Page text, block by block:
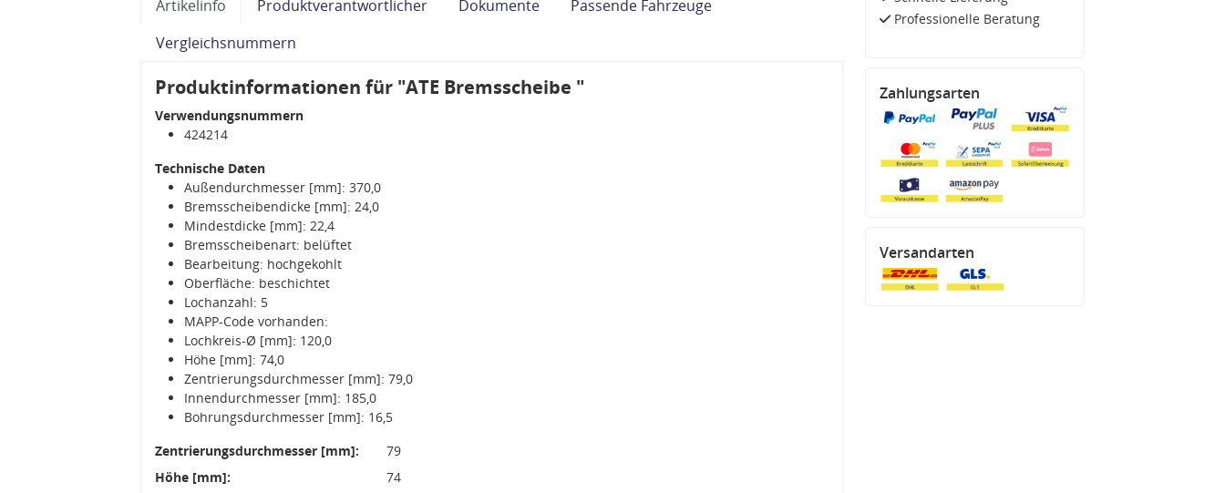
Artikelinfo Produktverantwortlicher Dokumente
Passende Fahrzeuge
Vergleichsnummern
Produktinformationen für "ATE Bremsscheibe "
Verwendungsnummern
424214
Technische Daten
Außendurchmesser [mm]: 370,0
Bremsscheibendicke [mm]: 24,0
Mindestdicke [mm]: 22,4
Bremsscheibenart: belüftet
Bearbeitung: hochgekohlt
Oberfläche: beschichtet
Lochanzahl: 5
MAPP-Code vorhanden:
Lochkreis-Ø [mm]: 120,0
Höhe [mm]: 74,0
Zentrierungsdurchmesser [mm]: 79,0
Innendurchmesser [mm]: 185,0
Bohrungsdurchmesser [mm]: 16,5
Zentrierungsdurchmesser [mm]:
79
Höhe [mm]:
74
Professionelle Beratung
Zahlungsarten
Versandarten